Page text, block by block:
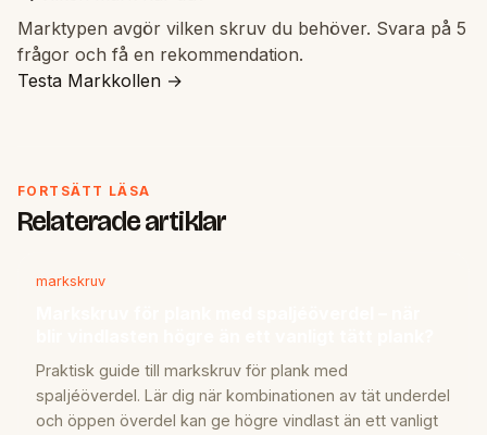
Marktypen avgör vilken skruv du behöver. Svara på 5
frågor och få en rekommendation.
Testa Markkollen →
FORTSÄTT LÄSA
Relaterade artiklar
markskruv
Praktisk guide till markskruv för plank med
spaljéöverdel. Lär dig när kombinationen av tät underdel
och öppen överdel kan ge högre vindlast än ett vanligt